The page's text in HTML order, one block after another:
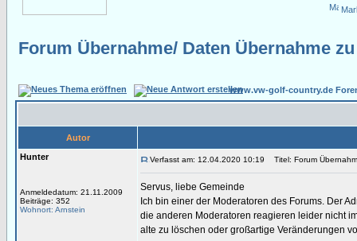
Forum Übernahme/ Daten Übernahme
www.vw-golf-country.de
Autor
Hunter
Anmeldedatum: 21.11.2009
Beiträge: 352
Wohnort: Arnstein
Verfasst am: 12.04.2020 10:19 Titel: Forum
Servus, liebe Gemeinde
Ich bin einer der Moderatoren des Forums. Der
die anderen Moderatoren reagieren leider nicht
alte zu löschen oder großartige Veränderungen